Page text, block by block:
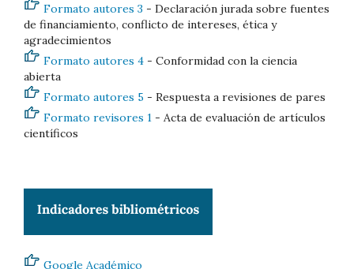
Formato autores 3 - Declaración jurada sobre fuentes
de financiamiento, conflicto de intereses, ética y
agradecimientos
Formato autores 4 - Conformidad con la ciencia
abierta
Formato autores 5 - Respuesta a revisiones de pares
Formato revisores 1 - Acta de evaluación de artículos
científicos
Google Académico